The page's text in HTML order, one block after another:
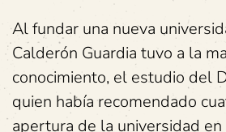
Al fundar una nueva
Calderón Guardia tuvo a la
conocimiento, el estudio del
quien había recomendado
apertura de la universidad en